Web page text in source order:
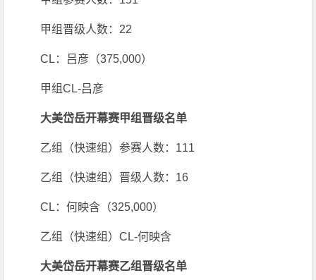
甲组晋级人数：22
CL：吕彦（375,000）
甲组CL-吕彦
大美岱岳开幕赛甲组晋级名单
乙组（快速组）参赛人数：111
乙组（快速组）晋级人数：16
CL：何映含（325,000）
乙组（快速组）CL-何映含
大美岱岳开幕赛乙组晋级名单